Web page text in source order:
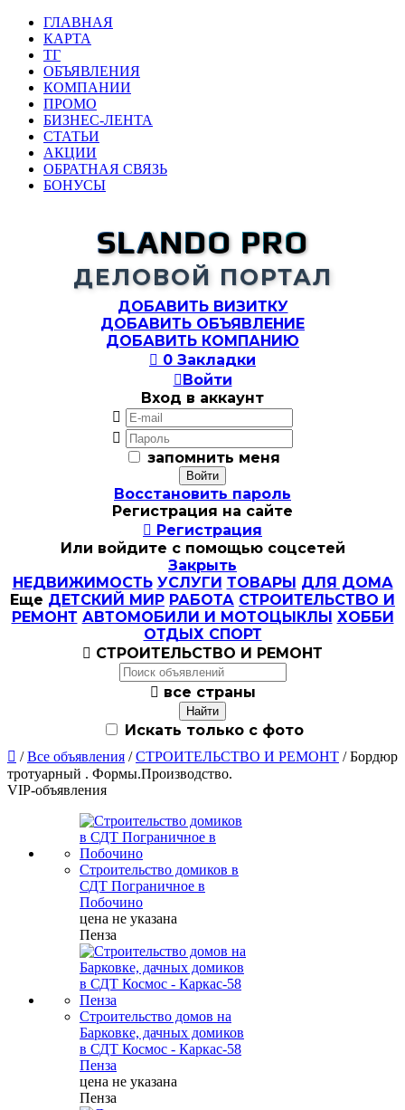
ГЛАВНАЯ
КАРТА
ТГ
ОБЪЯВЛЕНИЯ
КОМПАНИИ
ПРОМО
БИЗНЕС-ЛЕНТА
СТАТЬИ
АКЦИИ
ОБРАТНАЯ СВЯЗЬ
БОНУСЫ
SLANDO PRO
ДЕЛОВОЙ ПОРТАЛ
ДОБАВИТЬ ВИЗИТКУ
ДОБАВИТЬ ОБЪЯВЛЕНИЕ
ДОБАВИТЬ КОМПАНИЮ
 0 Закладки
Войти
Вход в аккаунт


запомнить меня
Восстановить пароль
Регистрация на сайте
 Регистрация
Или войдите с помощью соцсетей
Закрыть
НЕДВИЖИМОСТЬ УСЛУГИ ТОВАРЫ ДЛЯ ДОМА
Еще ДЕТСКИЙ МИР РАБОТА СТРОИТЕЛЬСТВО И
РЕМОНТ АВТОМОБИЛИ И МОТОЦЫКЛЫ ХОББИ
ОТДЫХ СПОРТ
 СТРОИТЕЛЬСТВО И РЕМОНТ
 все страны
Искать только с фото
 /Все объявления /СТРОИТЕЛЬСТВО И РЕМОНТ / Бордюр
тротуарный . Формы.Производство.
VIP-объявления
Строительство домиков в
СДТ Пограничное в
Побочино
цена не указана
Пенза
Строительство домов на
Барковке, дачных домиков
в СДТ Космос - Каркас-58
Пенза
цена не указана
Пенза